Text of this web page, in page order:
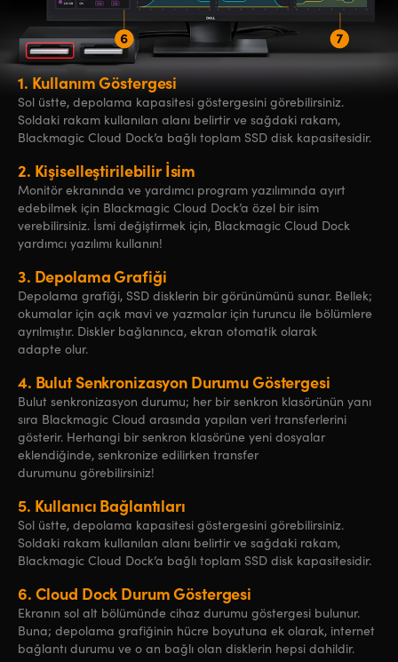
1.Kullanım Göstergesi
Sol üstte, depolama kapasitesi göstergesini görebilirsiniz.
Soldaki rakam kullanılan alanı belirtir ve sağdaki rakam,
Blackmagic Cloud Dock’a bağlı toplam SSD disk kapasitesidir.
2. Kişiselleştirilebilir İsim
Monitör ekranında ve yardımcı program yazılımında ayırt
edebilmek için Blackmagic Cloud Dock’a özel bir isim
verebilirsiniz. İsmi değiştirmek için, Blackmagic Cloud Dock
yardımcı yazılımı kullanın!
3. Depolama Grafiği
Depolama grafiği, SSD disklerin bir görünümünü sunar. Bellek;
okumalar için açık mavi ve yazmalar için turuncu ile bölümlere
ayrılmıştır. Diskler bağlanınca, ekran otomatik olarak
adapte olur.
4. Bulut Senkronizasyon Durumu Göstergesi
Bulut senkronizasyon durumu; her bir senkron klasörünün yanı
sıra Blackmagic Cloud arasında yapılan veri transferlerini
gösterir. Herhangi bir senkron klasörüne yeni dosyalar
eklendiğinde, senkronize edilirken transfer
durumunu görebilirsiniz!
5. Kullanıcı Bağlantıları
Sol üstte, depolama kapasitesi göstergesini görebilirsiniz.
Soldaki rakam kullanılan alanı belirtir ve sağdaki rakam,
Blackmagic Cloud Dock’a bağlı toplam SSD disk kapasitesidir.
6. Cloud Dock Durum Göstergesi
Ekranın sol alt bölümünde cihaz durumu göstergesi bulunur.
Buna; depolama grafiğinin hücre boyutuna ek olarak, internet
bağlantı durumu ve o an bağlı olan disklerin hepsi dahildir.